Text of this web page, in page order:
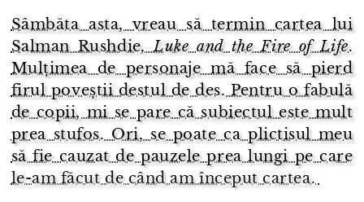
Sâmbăta asta, vreau să termin cartea lui
Salman Rushdie, Luke and the Fire of Life.
Mulțimea de personaje mă face să pierd
firul poveștii destul de des. Pentru o fabulă
de copii, mi se pare că subiectul este mult
prea stufos. Ori, se poate ca plictisul meu
să fie cauzat de pauzele prea lungi pe care
le-am făcut de când am început cartea.